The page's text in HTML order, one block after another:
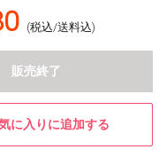
(税込/送料込)
販売終了
に入りに追加する